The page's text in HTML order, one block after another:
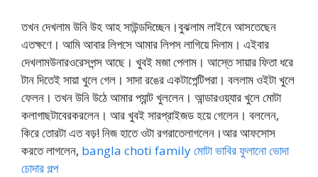
তখন দেখলাম উনি উহ আহ সাউন্ডদিচ্ছেন।বুঝলাম লাইনে আসতেছেন
এতক্ষণে। আমি আবার লিপসে আমার লিপস লাগিয়ে দিলাম। এইবার
দেখলামউনারওরেসপন্স আছে। খুবই মজা পেলাম। আস্তে সায়ার ফিতা ধরে
টান দিতেই সায়া খুলে গেল। সাদা রঙের একটাপেন্টিপরা। বললাম ওইটা খুলে
ফেলন। তখন উনি উঠে আমার প্যান্ট খুললেন। আন্ডারওয়্যার খুলে মোটা
কলাগাছটাবেরকরলেন। আর খুবই সারপ্রাইজড হয়ে গেলেন। বললেন,
কিরে তোরটা এত বড়! নিজ হাতে ওটা রগরাতেলাগলেন।আর আফসোস
করতে লাগলেন, bangla choti family ‬মোটা ভাবির ফুলানো ভোদা
চোদার গল্প